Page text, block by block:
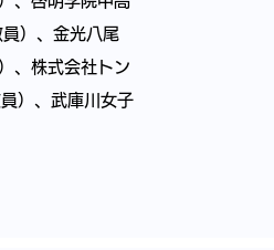
）、金光八尾
、株式会社トン
）、武庫川女子